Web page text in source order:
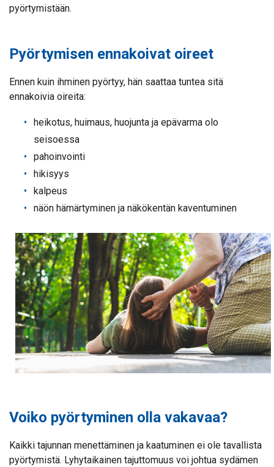
pyörtymistään.
Pyörtymisen ennakoivat oireet
Ennen kuin ihminen pyörtyy, hän saattaa tuntea sitä
ennakoivia oireita:
heikotus, huimaus, huojunta ja epävarma olo
seisoessa
pahoinvointi
hikisyys
kalpeus
näön hämärtyminen ja näkökentän kaventuminen
Voiko pyörtyminen olla vakavaa?
Kaikki tajunnan menettäminen ja kaatuminen ei ole tavallista
pyörtymistä. Lyhytaikainen tajuttomuus voi johtua sydämen